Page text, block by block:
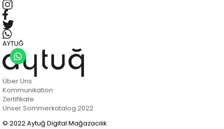
AYTUĞ
Über Uns
Kommunikation
Zertifikate
Unser Sommerkatalog 2022
© 2022 Aytuğ Digital Mağazacılık